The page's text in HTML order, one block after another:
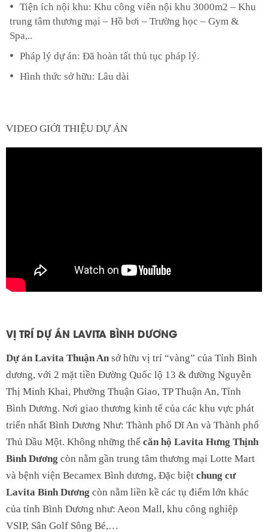
Tiện ích nội khu: Khu công viên nội khu 3000m2 – Khu
trung tâm thương mại – Hồ bơi – Trường học – Gym &
Spa,..
Pháp lý dự án: Đã hoàn tất thủ tục pháp lý.
Hình thức sở hữu: Lâu dài
VIDEO GIỚI THIỆU DỰ ÁN
VỊ TRÍ DỰ ÁN LAVITA BÌNH DƯƠNG
Dự án Lavita Thuận An sở hữu vị trí “vàng” của Tỉnh Bình
dương, với 2 mặt tiền Đường Quốc lộ 13 & đường Nguyễn
Thị Minh Khai, Phường Thuận Giao, TP Thuận An, Tỉnh
Bình Dương. Nơi giao thương kinh tế của các khu vực phát
triển nhất Bình Dương Như: Thành phố Dĩ An và Thành phố
Thủ Dầu Một. Không những thế căn hộ Lavita Hưng Thịnh
Bình Dương còn nằm gần trung tâm thương mại Lotte Mart
và bệnh viện Becamex Bình dương, Đặc biệt chung cư
Lavita Bình Dương còn nằm liền kề các tụ điểm lớn khác
của tỉnh Bình Dương như: Aeon Mall, khu công nghiệp
VSIP, Sân Golf Sông Bé,…